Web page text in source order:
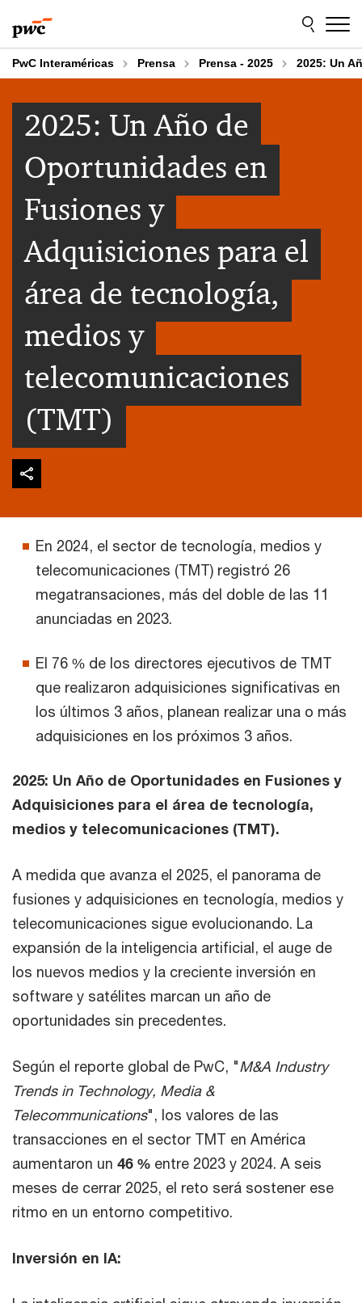
to
content
to
footer
PwC Interaméricas Prensa Prensa - 2025 2025: Un
2025: Un Año de
Oportunidades en
Fusiones y
Adquisiciones para el
área de tecnología,
medios y
telecomunicaciones
(TMT)
En 2024, el sector de tecnología, medios y
telecomunicaciones (TMT) registró 26
megatransaciones, más del doble de las 11
anunciadas en 2023.
El 76 % de los directores ejecutivos de TMT
que realizaron adquisiciones significativas en
los últimos 3 años, planean realizar una o más
adquisiciones en los próximos 3 años.
2025: Un Año de Oportunidades en Fusiones y
Adquisiciones para el área de tecnología,
medios y telecomunicaciones (TMT).
A medida que avanza el 2025, el panorama de
fusiones y adquisiciones en tecnología, medios y
telecomunicaciones sigue evolucionando. La
expansión de la inteligencia artificial, el auge de
los nuevos medios y la creciente inversión en
software y satélites marcan un año de
oportunidades sin precedentes.
Según el reporte global de PwC, "M&A Industry
Trends in Technology, Media &
Telecommunications", los valores de las
transacciones en el sector TMT en América
aumentaron un 46 % entre 2023 y 2024. A seis
meses de cerrar 2025, el reto será sostener ese
ritmo en un entorno competitivo.
Inversión en IA: